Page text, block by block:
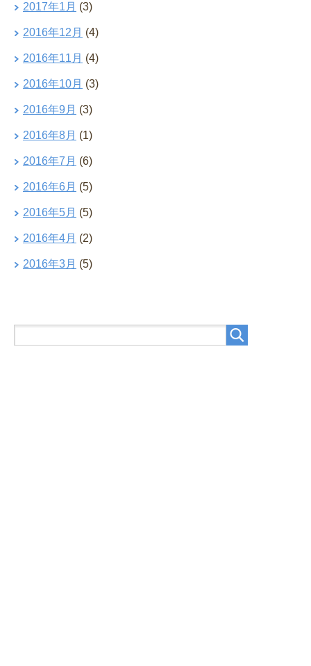
2017年1月 (3)
2016年12月 (4)
2016年11月 (4)
2016年10月 (3)
2016年9月 (3)
2016年8月 (1)
2016年7月 (6)
2016年6月 (5)
2016年5月 (5)
2016年4月 (2)
2016年3月 (5)